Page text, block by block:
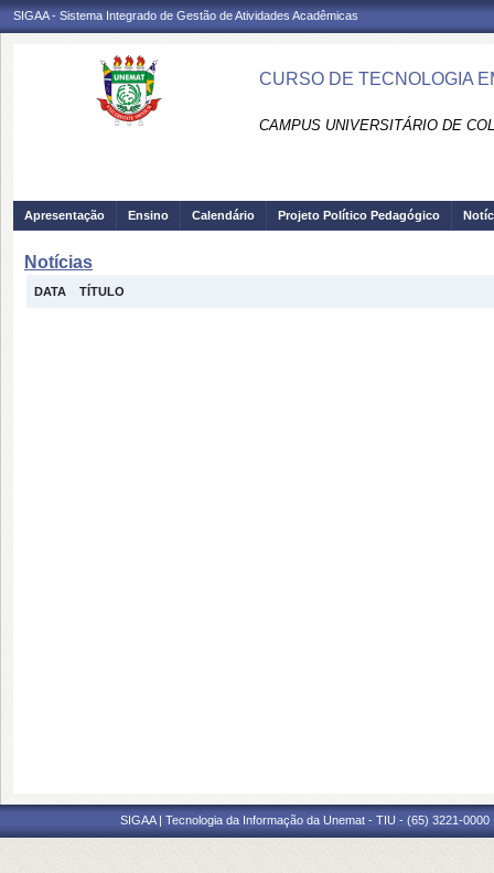
SIGAA - Sistema Integrado de Gestão de Atividades Acadêmicas
CURSO DE TECNOLOGIA
CAMPUS UNIVERSITÁRIO DE
Apresentação Ensino Calendário Projeto Político Pedagógico
Notícias
DATA TÍTULO
SIGAA | Tecnologia da Informação da Unemat - TIU - (65) 3221-